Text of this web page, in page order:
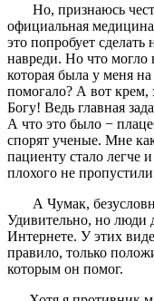
Но, признаюсь
официальная
это попробует
навреди. Но что могло
которая была у меня
помогало? А вот
Богу! Ведь главная
А что это было −
спорят ученые. Мне
пациенту стало легче
плохого не
А Чумак,
Удивительно, но люди
Интернете. У этих
правило, только
которым он помог.